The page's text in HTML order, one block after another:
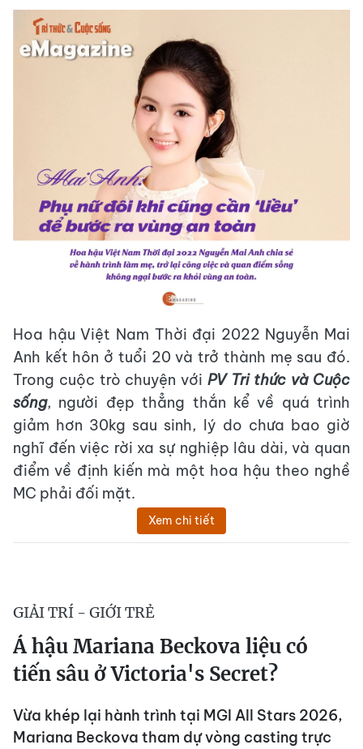
Hoa hậu Việt Nam Thời đại 2022 Nguyễn Mai
Anh kết hôn ở tuổi 20 và trở thành mẹ sau đó.
Trong cuộc trò chuyện với PV Tri thức và Cuộc
sống, người đẹp thẳng thắn kể về quá trình
giảm hơn 30kg sau sinh, lý do chưa bao giờ
nghĩ đến việc rời xa sự nghiệp lâu dài, và quan
điểm về định kiến mà một hoa hậu theo nghề
MC phải đối mặt.
Xem chi tiết
GIẢI TRÍ - GIỚI TRẺ
Á hậu Mariana Beckova liệu có
tiến sâu ở Victoria's Secret?
Vừa khép lại hành trình tại MGI All Stars 2026,
Mariana Beckova tham dự vòng casting trực